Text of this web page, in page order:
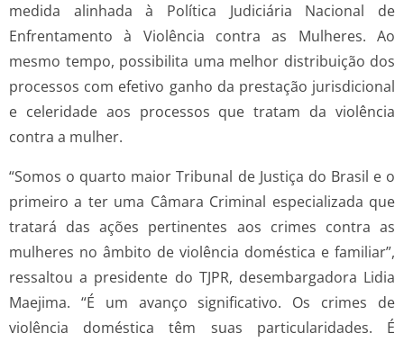
medida alinhada à Política Judiciária Nacional de
Enfrentamento à Violência contra as Mulheres. Ao
mesmo tempo, possibilita uma melhor distribuição dos
processos com efetivo ganho da prestação jurisdicional
e celeridade aos processos que tratam da violência
contra a mulher.
“Somos o quarto maior Tribunal de Justiça do Brasil e o
primeiro a ter uma Câmara Criminal especializada que
tratará das ações pertinentes aos crimes contra as
mulheres no âmbito de violência doméstica e familiar”,
ressaltou a presidente do TJPR, desembargadora Lidia
Maejima. “É um avanço significativo. Os crimes de
violência doméstica têm suas particularidades. É